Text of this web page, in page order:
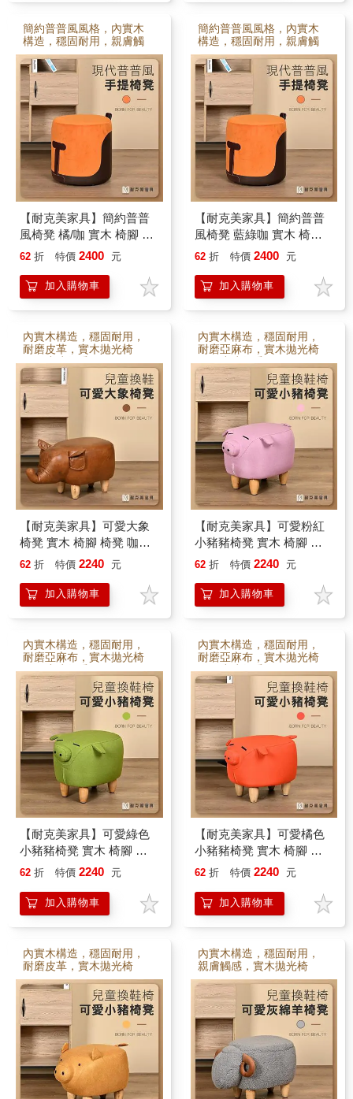
簡約普普風風格，內實木
構造，穩固耐用，親膚觸
感，小孩大人很愛
【耐克美家具】簡約普普
風椅凳 橘/咖 實木 椅腳 椅
凳 / 客廳 腳凳 兒童 換鞋椅
板凳
62 折 特價 2400 元
加入購物車
簡約普普風風格，內實木
構造，穩固耐用，親膚觸
感，小孩大人很愛
【耐克美家具】簡約普普
風椅凳 藍綠咖 實木 椅腳
椅凳 / 客廳 腳凳 兒童 換鞋
口 板凳
62 折 特價 2400 元
加入購物車
內實木構造，穩固耐用，
耐磨皮革，實木拋光椅
腳，小孩很愛
【耐克美家具】可愛大象
椅凳 實木 椅腳 椅凳 咖啡 /
客廳 腳凳 兒童 換鞋椅 沙
凳
62 折 特價 2240 元
加入購物車
內實木構造，穩固耐用，
耐磨亞麻布，實木拋光椅
腳，小孩很愛
【耐克美家具】可愛粉紅
小豬豬椅凳 實木 椅腳 椅
凳 / 客廳 腳凳 兒童 換鞋椅
板凳
62 折 特價 2240 元
加入購物車
內實木構造，穩固耐用，
耐磨亞麻布，實木拋光椅
腳，小孩很愛
【耐克美家具】可愛綠色
小豬豬椅凳 實木 椅腳 椅
凳 / 客廳 腳凳 兒童 換鞋椅
板凳
62 折 特價 2240 元
加入購物車
內實木構造，穩固耐用，
耐磨亞麻布，實木拋光椅
腳，小孩很愛
【耐克美家具】可愛橘色
小豬豬椅凳 實木 椅腳 椅
凳 / 客廳 腳凳 兒童 換鞋椅
板凳
62 折 特價 2240 元
加入購物車
內實木構造，穩固耐用，
耐磨皮革，實木拋光椅
腳，小孩很愛
內實木構造，穩固耐用，
親膚觸感，實木拋光椅
腳，小孩很愛